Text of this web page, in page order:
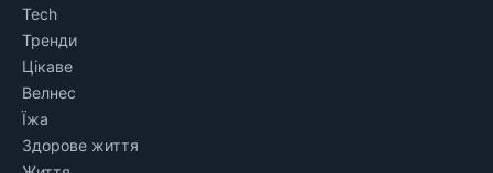
Tech
Тренди
Цікаве
Велнес
Їжа
Здорове життя